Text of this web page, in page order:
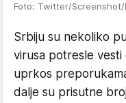
Foto: Twitter/
Srbiju su nekoliko
virusa potresle vesti
uprkos
dalje su prisutne